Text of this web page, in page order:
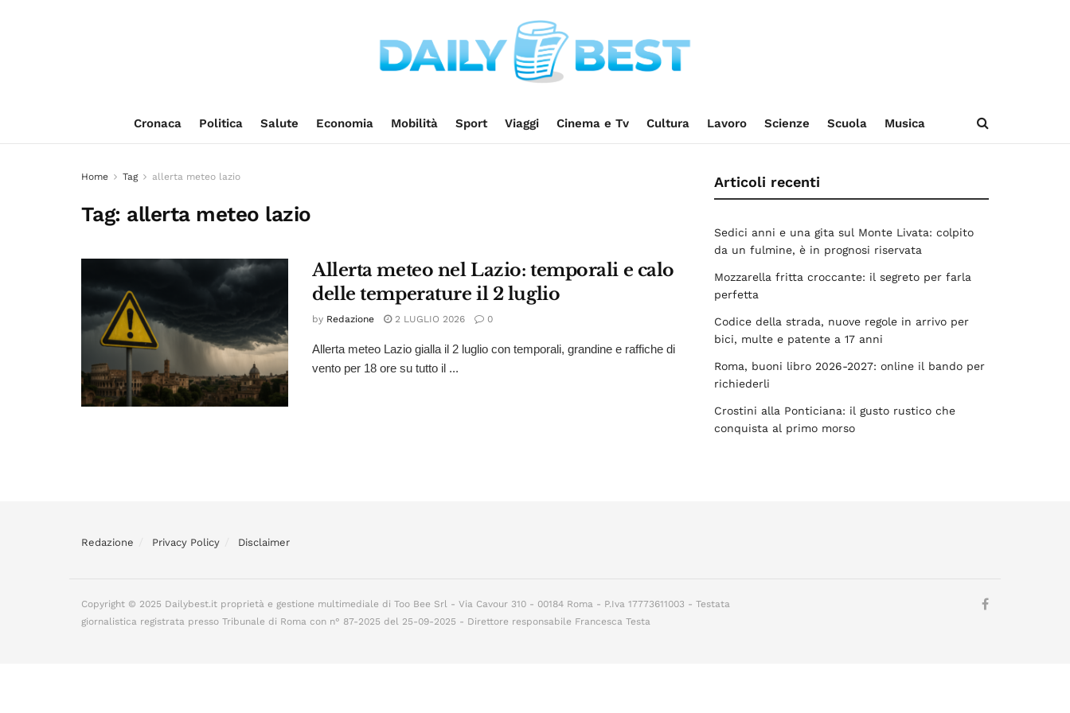
Cronaca Politica Salute Economia Mobilità Sport Viaggi Cinema e Tv Cultura Lavoro Scienze Scuola Musica
Home Tag allerta meteo lazio
Tag: allerta meteo lazio
Allerta meteo nel Lazio: temporali e calo
delle temperature il 2 luglio
by Redazione 2 LUGLIO 2026 0
Allerta meteo Lazio gialla il 2 luglio con temporali, grandine e raffiche di
vento per 18 ore su tutto il ...
Articoli recenti
Sedici anni e una gita sul Monte Livata: colpito
da un fulmine, è in prognosi riservata
Mozzarella fritta croccante: il segreto per farla
perfetta
Codice della strada, nuove regole in arrivo per
bici, multe e patente a 17 anni
Roma, buoni libro 2026-2027: online il bando per
richiederli
Crostini alla Ponticiana: il gusto rustico che
conquista al primo morso
Redazione Privacy Policy Disclaimer
Copyright © 2025 Dailybest.it proprietà e gestione multimediale di Too Bee Srl - Via Cavour 310 - 00184 Roma - P.Iva 17773611003 - Testata
giornalistica registrata presso Tribunale di Roma con n° 87-2025 del 25-09-2025 - Direttore responsabile Francesca Testa